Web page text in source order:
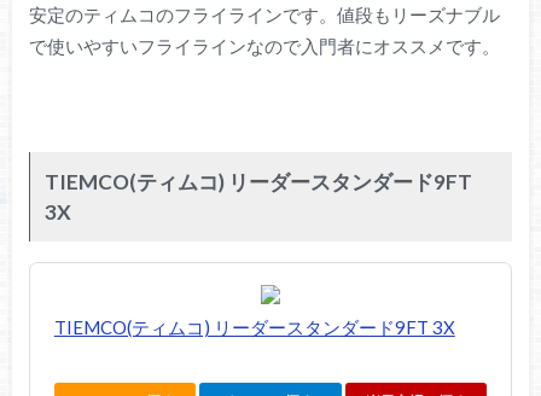
安定のティムコのフライラインです。値段もリーズナブル
で使いやすいフライラインなので入門者にオススメです。
TIEMCO(ティムコ) リーダースタンダード9FT
3X
TIEMCO(ティムコ) リーダースタンダード9FT 3X